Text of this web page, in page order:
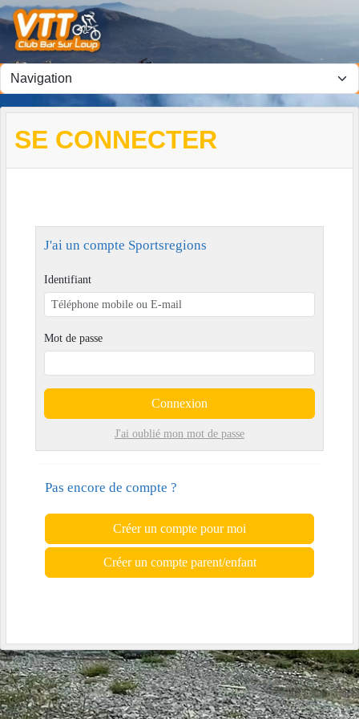
SE CONNECTER
J'ai un compte Sportsregions
Identifiant
Mot de passe
Connexion
J'ai oublié mon mot de passe
Pas encore de compte ?
Créer un compte pour moi
Créer un compte parent/enfant
Panneau de gestion des cookies